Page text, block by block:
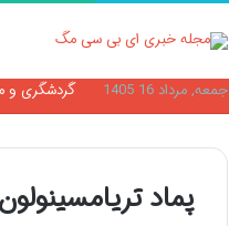
جمعه, مرداد 16 1405 گردشگری و
پماد